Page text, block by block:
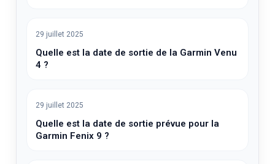
29 juillet 2025
Quelle est la date de sortie de la Garmin Venu
4 ?
29 juillet 2025
Quelle est la date de sortie prévue pour la
Garmin Fenix 9 ?